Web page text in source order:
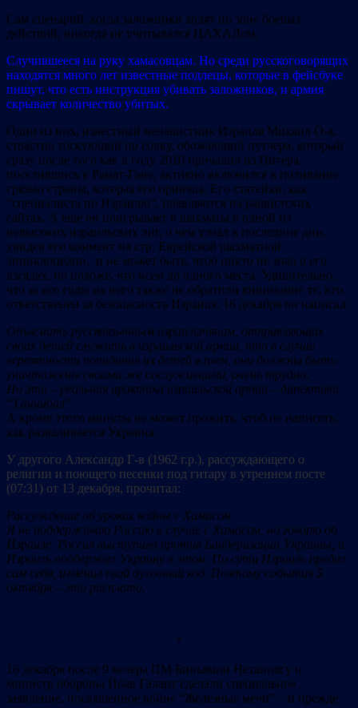
Сам сценарий, когда заложники ходят по зоне боевых
действий, никогда не учитывался ЦАХАЛом.
Случившееся на руку хамасовцам. Но среди русскоговорящих
находятся много лет известные подлецы, которые в фейсбуке
пишут, что есть инструкция убивать заложников, и армия
скрывает количество убитых.
Один из них, известный ненавистник Израиля Михаил О-в,
страстно тоскующий по совку, обожающий путлера, который
сразу после того как в году 2010 причалил из Питера,
поселившись в Рамат-Гане, активно включился в поливание
грязью страны, которая его приняла. Его статейки, как
“специалиста по Израилю”, появляются на рашистских
сайтах. А еще он поигрывает в шахматы в одной из
невысоких израильских лиг, о чем узнал в последние дни,
увидев его коммент на стр. Еврейской шахматной
энциклопедии, и не может быть, чтоб никто не знал о его
взгядах, но похоже, что всем до одного места. Удивительно,
что за все годы на него также не обратили вниимание те, кто
ответственен за безопасность Израиля. 16 декабря он написал:
Объяснить русскоязычным израильтянам, отправляющих
своих детей служить в израильской армии, что в случае
вероятности попадания их детей в плен, они должны быть
уничтожены своими же сослуживцами, очень трудно.
Но это – реальная практика израильской армии – директива
“Ганнибал”.
А кроме этого минуты не может прожить, чтоб не написать,
как разваливается Украина.
У другого Александр Г-в (1962 г.р.), рассуждающего о
религии и поющего песенки под гитару в утреннем посте
(07:31) от 13 декабря, прочитал:
Рассуждение об уроках войны с Хамасом
Я не поддерживаю Россию в случае с Хамасом, но говорю об
Израиле. Россия выступила против Бандеризации Украины, а
Израиль поддержал Украину в этом. По сути Израиль предал
сам себя, изменил свой духовный код. Поэтому события 5
октября – это расплата.
.
*
16 декабря после 9 вечера ПМ Биньямин Нетаниягу и
министр обороны Йоав Галант сделали специальное
заявление, посвященное войне “Железные мечи” – и прежде